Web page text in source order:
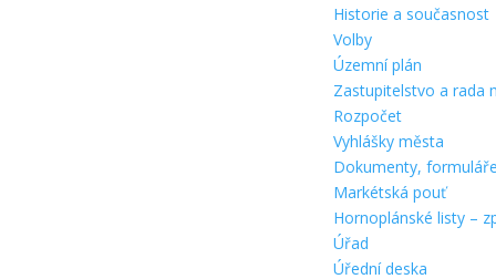
Historie a současnost
Volby
Územní plán
Zastupitelstvo a rada
Rozpočet
Vyhlášky města
Dokumenty, formuláře
Markétská pouť
Hornoplánské listy –
Úřad
Úřední deska